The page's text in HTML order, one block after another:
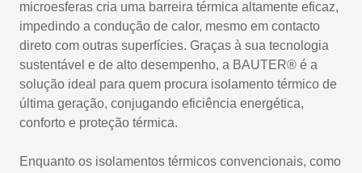
microesferas cria uma barreira térmica altamente eficaz,
impedindo a condução de calor, mesmo em contacto
direto com outras superfícies. Graças à sua tecnologia
sustentável e de alto desempenho, a BAUTER® é a
solução ideal para quem procura isolamento térmico de
última geração, conjugando eficiência energética,
conforto e proteção térmica.
Enquanto os isolamentos térmicos convencionais, como